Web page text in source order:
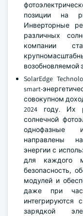
позиции на
Инверторные
различных
компании
возобновляемой
SolarEdge
smart-
совокупном
2024 году. Их
солнечной
однофазные
направлены
энергии с
для каждого
безопасность,
модулей и
даже при
интегрируются
зарядкой